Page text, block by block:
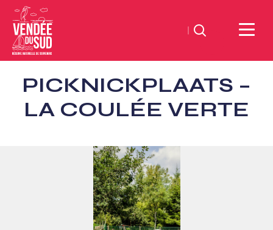
Sud
Vendée
ToerismeVVV-
Zoeken
PICKNICKPLAATS –
LA COULÉE VERTE